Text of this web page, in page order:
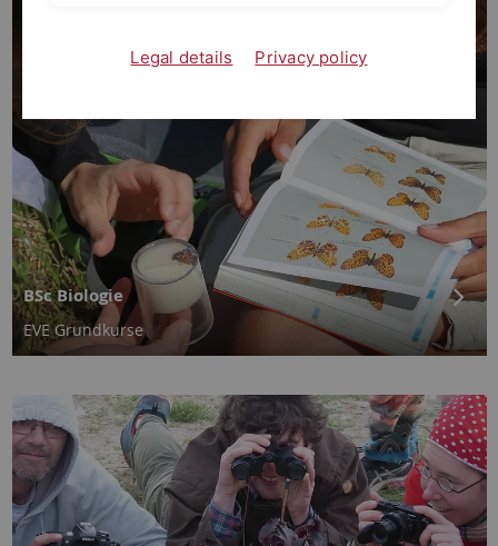
BSc Biologie
EVE Grundkurse
Legal details Privacy policy